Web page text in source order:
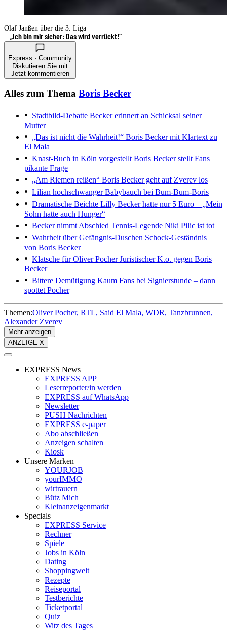
Olaf Janßen über die 3. Liga
„Ich bin mir sicher: Das wird verrückt!“
Express · Community
Diskutieren Sie mit
Jetzt kommentieren
Alles zum Thema Boris Becker
Stadtbild-Debatte Becker erinnert an Schicksal seiner
Mutter
„Das ist nicht die Wahrheit!“ Boris Becker mit Klartext zu
El Mala
Knast-Buch in Köln vorgestellt Boris Becker stellt Fans
pikante Frage
„Am Riemen reißen“ Boris Becker geht auf Zverev los
Lilian hochschwangerBabybauch bei Bum-Bum-Boris
Dramatische Beichte Lilly Becker hatte nur 5 Euro – „Mein
Sohn hatte auch Hunger“
Becker nimmt Abschied Tennis-Legende Niki Pilic ist tot
Wahrheit über Gefängnis-Duschen Schock-Geständnis
von Boris Becker
Klatsche für Oliver PocherJuristischer K.o. gegen Boris
Becker
Bittere Demütigung Kaum Fans bei Signierstunde – dann
spottet Pocher
Themen:Oliver Pocher RTL Said El Mala WDR Tanzbrunnen
Alexander Zverev
Mehr anzeigen
ANZEIGE X
EXPRESS News
EXPRESS APP
Leserreporter/in werden
EXPRESS auf WhatsApp
Newsletter
PUSH Nachrichten
EXPRESS e-paper
Abo abschließen
Anzeigen schalten
Kiosk
Unsere Marken
YOURJOB
yourIMMO
wirtrauern
Bütz Mich
Kleinanzeigenmarkt
Specials
EXPRESS Service
Rechner
Spiele
Jobs in Köln
Dating
Shoppingwelt
Rezepte
Reiseportal
Testberichte
Ticketportal
Quiz
Witz des Tages